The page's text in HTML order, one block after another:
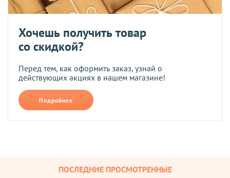
Хочешь получить товар
со скидкой?
Перед тем, как оформить заказ, узнай о
действующих акциях в нашем магазине!
Подробнее
ПОСЛЕДНИЕ ПРОСМОТРЕННЫЕ